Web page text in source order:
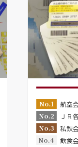
No.1
航空
No.2
ＪＲ
No.3
私鉄
No.4
飲食